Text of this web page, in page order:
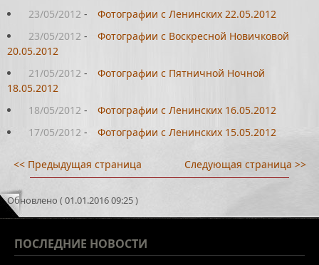
23/05/2012 -
Фотографии с Ленинских 22.05.2012
23/05/2012 -
Фотографии с Воскресной Новичковой
20.05.2012
21/05/2012 -
Фотографии с Пятничной Ночной
18.05.2012
18/05/2012 -
Фотографии с Ленинских 16.05.2012
17/05/2012 - Фотографии с Ленинских 15.05.2012
<< Предыдущая страница Следующая страница >>
Обновлено ( 01.01.2016 09:25 )
ПОСЛЕДНИЕ НОВОСТИ